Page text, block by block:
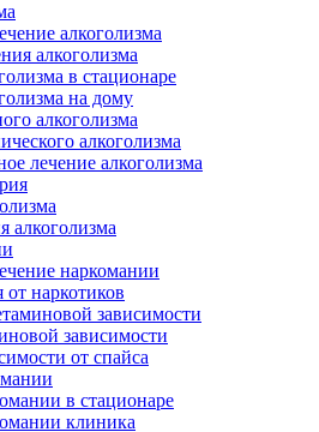
алкоголизма
алкоголизма
в стационаре
на дому
алкоголизма
алкоголизма
лечение алкоголизма
алкоголизма
наркомании
от наркотиков
зависимости
зависимости
от спайса
в стационаре
клиника